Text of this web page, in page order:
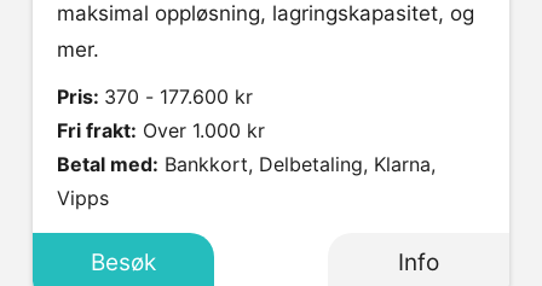
maksimal oppløsning, lagringskapasitet, og
mer.
Pris: 370 - 177.600 kr
Fri frakt: Over 1.000 kr
Betal med:
Vipps
Besøk Info